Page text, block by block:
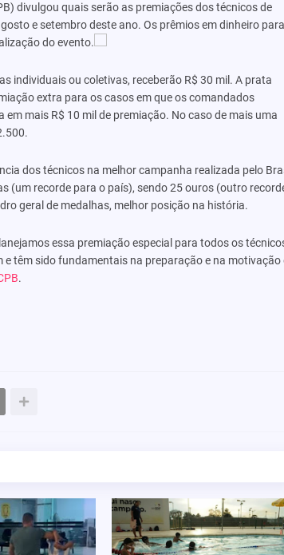
divulgou quais serão as premiações dos técnicos de
e setembro deste ano. Os prêmios em dinheiro para
do evento.
individuais ou coletivas, receberão R$ 30 mil. A prata
extra para os casos em que os comandados
mais R$ 10 mil de premiação. No caso de mais uma
dos técnicos na melhor campanha realizada pelo
(um recorde para o país), sendo 25 ouros (outro
geral de medalhas, melhor posição na história.
essa premiação especial para todos os
têm sido fundamentais na preparação e na motivação
.